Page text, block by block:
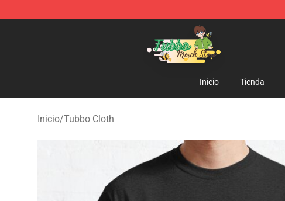
Tubbo Store - Official Tubbo Merchandise Shop
Inicio Tienda
Inicio/Tubbo Cloth